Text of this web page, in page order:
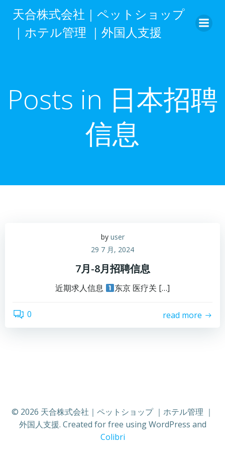
转
到
内
天合株式会社｜ペットショップ
｜ホテル管理 ｜外国人支援
Posts in 日本招聘
信息
by user
29 7 月, 2024
7月-8月招聘信息
近期求人信息 东京 医疗关 […]
0 read more
© 2026 天合株式会社｜ペットショップ ｜ホテル管理 ｜
外国人支援. Created for free using WordPress and
Colibri